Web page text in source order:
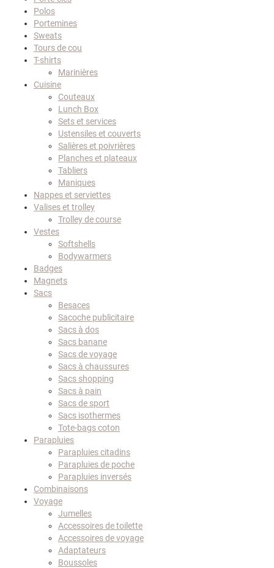
Polos
Portemines
Sweats
Tours de cou
T-shirts
Marinières
Cuisine
Couteaux
Lunch Box
Sets et services
Ustensiles et couverts
Salières et poivrières
Planches et plateaux
Tabliers
Maniques
Nappes et serviettes
Valises et trolley
Trolley de course
Vestes
Softshells
Bodywarmers
Badges
Magnets
Sacs
Besaces
Sacoche publicitaire
Sacs à dos
Sacs banane
Sacs de voyage
Sacs à chaussures
Sacs shopping
Sacs à pain
Sacs de sport
Sacs isothermes
Tote-bags coton
Parapluies
Parapluies citadins
Parapluies de poche
Parapluies inversés
Combinaisons
Voyage
Jumelles
Accessoires de toilette
Accessoires de voyage
Adaptateurs
Boussoles